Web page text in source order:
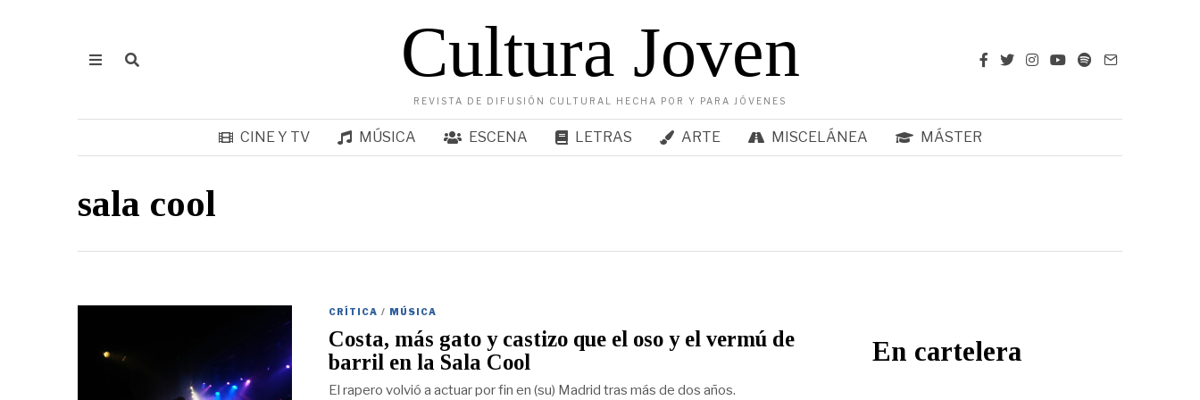
Cultura Joven
REVISTA DE DIFUSIÓN CULTURAL HECHA POR Y PARA JÓVENES
CINE Y TV MÚSICA ESCENA LETRAS ARTE MISCELÁNEA MÁSTER
sala cool
CRÍTICA / MÚSICA
Costa, más gato y castizo que el oso y el vermú de
barril en la Sala Cool
El rapero volvió a actuar por fin en (su) Madrid tras más de dos años.
En cartelera